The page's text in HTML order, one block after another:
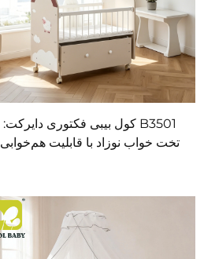
B3501 کول بیبی فکتوری دایرکت:
تخت خواب نوزاد با قابلیت هم‌خوابی